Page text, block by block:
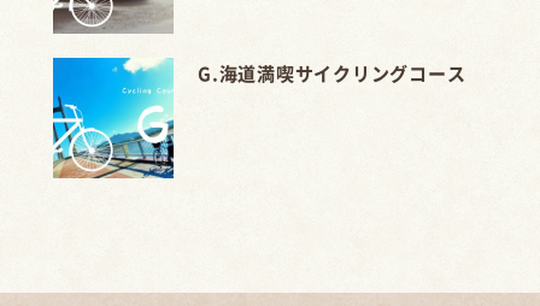
G.海道満喫サイクリングコース